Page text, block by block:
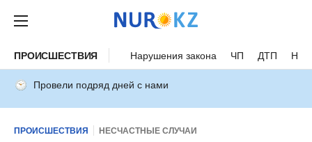
ПРОИСШЕСТВИЯ Нарушения закона ЧП ДТП
Провели подряд дней с нами
ПРОИСШЕСТВИЯ НЕСЧАСТНЫЕ СЛУЧАИ